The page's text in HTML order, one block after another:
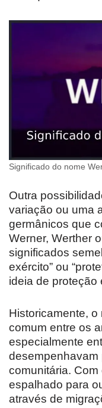
Significado do nome
Outra
variação ou uma
germânicos que
Werner, Werther
significados
exército” ou
ideia de proteção
Historicamente,
comum entre os
especialmente
desempenhavam
comunitária.
espalhado para
através de